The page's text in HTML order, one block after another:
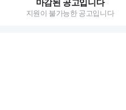
마감된 공고입니다
지원이 불가능한 공고입니다